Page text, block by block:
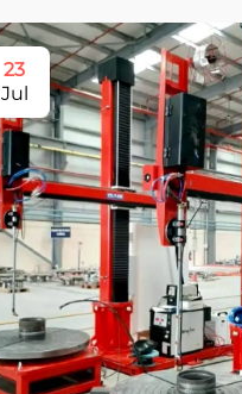
23
Jul